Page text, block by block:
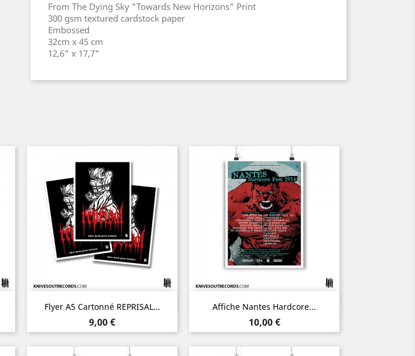
From The Dying Sky "Towards New Horizons" Print
300 gsm textured cardstock paper
Embossed
32cm x 45 cm
12,6" x 17,7"
Flyer A5 Cartonné REPRISAL...
Prix
9,00 €
 Aperçu rapide Affiche Nantes Hardcore...
Prix
10,00 €
Aperçu rapide